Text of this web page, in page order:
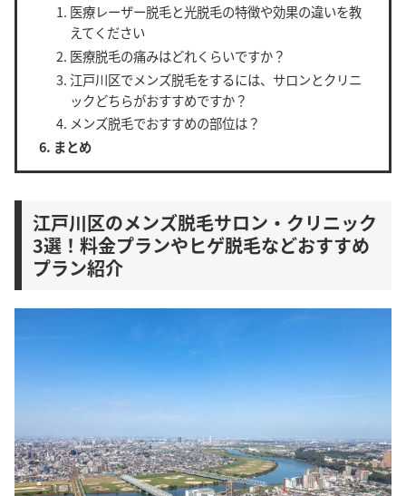
医療レーザー脱毛と光脱毛の特徴や効果の違いを教
えてください
医療脱毛の痛みはどれくらいですか？
江戸川区でメンズ脱毛をするには、サロンとクリニ
ックどちらがおすすめですか？
メンズ脱毛でおすすめの部位は？
まとめ
江戸川区のメンズ脱毛サロン・クリニック
3選！料金プランやヒゲ脱毛などおすすめ
プラン紹介